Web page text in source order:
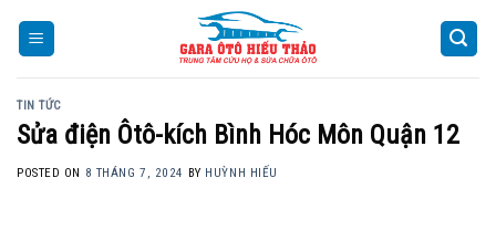
TIN TỨC
Sửa điện Ôtô-kích Bình Hóc Môn Quận 12
POSTED ON 8 THÁNG 7, 2024 BY HUỲNH HIẾU